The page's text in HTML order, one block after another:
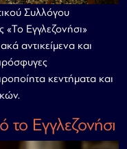
Συλλόγου
Εγγλεζονήσι»
αντικείμενα και
κεντήματα και
το Εγγλεζονήσι